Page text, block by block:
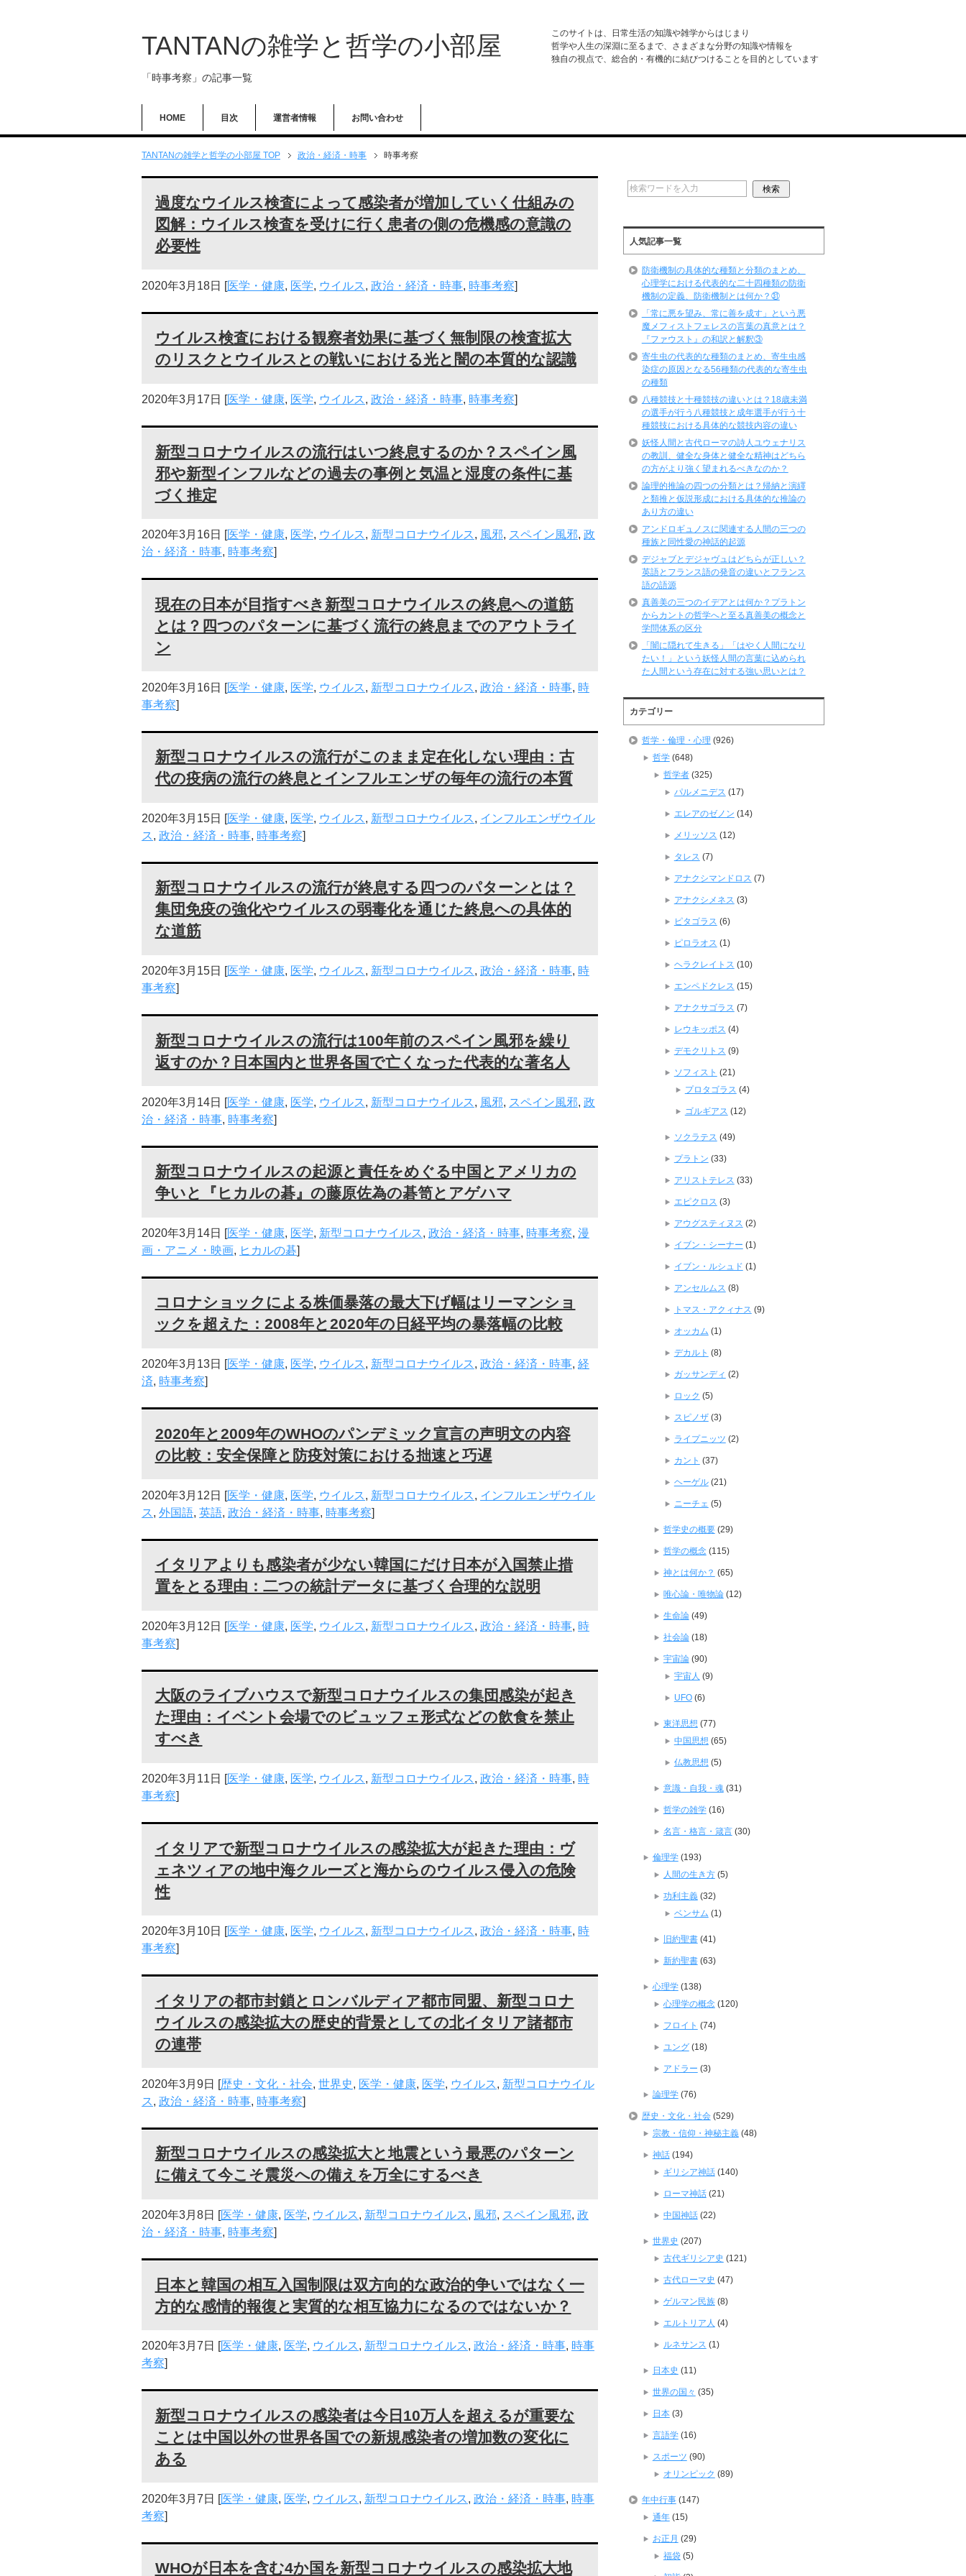
TANTANの雑学と哲学の小部屋
「時事考察」の記事一覧
このサイトは、日常生活の知識や雑学からはじまり
哲学や人生の深淵に至るまで、さまざまな分野の知識や情報を
独自の視点で、総合的・有機的に結びつけることを目的としています
HOME 目次 運営者情報 お問い合わせ
TANTANの雑学と哲学の小部屋 TOP 政治・経済・時事 時事考察
過度なウイルス検査によって感染者が増加していく仕組みの
図解：ウイルス検査を受けに行く患者の側の危機感の意識の
必要性
2020年3月18日 [医学・健康, 医学, ウイルス, 政治・経済・時事, 時事考察]
ウイルス検査における観察者効果に基づく無制限の検査拡大
のリスクとウイルスとの戦いにおける光と闇の本質的な認識
2020年3月17日 [医学・健康, 医学, ウイルス, 政治・経済・時事, 時事考察]
新型コロナウイルスの流行はいつ終息するのか？スペイン風
邪や新型インフルなどの過去の事例と気温と湿度の条件に基
づく推定
2020年3月16日 [医学・健康, 医学, ウイルス, 新型コロナウイルス, 風邪, スペイン風邪, 政
治・経済・時事, 時事考察]
現在の日本が目指すべき新型コロナウイルスの終息への道筋
とは？四つのパターンに基づく流行の終息までのアウトライ
ン
2020年3月16日 [医学・健康, 医学, ウイルス, 新型コロナウイルス, 政治・経済・時事, 時
事考察]
新型コロナウイルスの流行がこのまま定在化しない理由：古
代の疫病の流行の終息とインフルエンザの毎年の流行の本質
2020年3月15日 [医学・健康, 医学, ウイルス, 新型コロナウイルス, インフルエンザウイル
ス, 政治・経済・時事, 時事考察]
新型コロナウイルスの流行が終息する四つのパターンとは？
集団免疫の強化やウイルスの弱毒化を通じた終息への具体的
な道筋
2020年3月15日 [医学・健康, 医学, ウイルス, 新型コロナウイルス, 政治・経済・時事, 時
事考察]
新型コロナウイルスの流行は100年前のスペイン風邪を繰り
返すのか？日本国内と世界各国で亡くなった代表的な著名人
2020年3月14日 [医学・健康, 医学, ウイルス, 新型コロナウイルス, 風邪, スペイン風邪, 政
治・経済・時事, 時事考察]
新型コロナウイルスの起源と責任をめぐる中国とアメリカの
争いと『ヒカルの碁』の藤原佐為の碁笥とアゲハマ
2020年3月14日 [医学・健康, 医学, 新型コロナウイルス, 政治・経済・時事, 時事考察, 漫
画・アニメ・映画, ヒカルの碁]
コロナショックによる株価暴落の最大下げ幅はリーマンショ
ックを超えた：2008年と2020年の日経平均の暴落幅の比較
2020年3月13日 [医学・健康, 医学, ウイルス, 新型コロナウイルス, 政治・経済・時事, 経
済, 時事考察]
2020年と2009年のWHOのパンデミック宣言の声明文の内容
の比較：安全保障と防疫対策における拙速と巧遅
2020年3月12日 [医学・健康, 医学, ウイルス, 新型コロナウイルス, インフルエンザウイル
ス, 外国語, 英語, 政治・経済・時事, 時事考察]
イタリアよりも感染者が少ない韓国にだけ日本が入国禁止措
置をとる理由：二つの統計データに基づく合理的な説明
2020年3月12日 [医学・健康, 医学, ウイルス, 新型コロナウイルス, 政治・経済・時事, 時
事考察]
大阪のライブハウスで新型コロナウイルスの集団感染が起き
た理由：イベント会場でのビュッフェ形式などの飲食を禁止
すべき
2020年3月11日 [医学・健康, 医学, ウイルス, 新型コロナウイルス, 政治・経済・時事, 時
事考察]
イタリアで新型コロナウイルスの感染拡大が起きた理由：ヴ
ェネツィアの地中海クルーズと海からのウイルス侵入の危険
性
2020年3月10日 [医学・健康, 医学, ウイルス, 新型コロナウイルス, 政治・経済・時事, 時
事考察]
イタリアの都市封鎖とロンバルディア都市同盟、新型コロナ
ウイルスの感染拡大の歴史的背景としての北イタリア諸都市
の連帯
2020年3月9日 [歴史・文化・社会, 世界史, 医学・健康, 医学, ウイルス, 新型コロナウイル
ス, 政治・経済・時事, 時事考察]
新型コロナウイルスの感染拡大と地震という最悪のパターン
に備えて今こそ震災への備えを万全にするべき
2020年3月8日 [医学・健康, 医学, ウイルス, 新型コロナウイルス, 風邪, スペイン風邪, 政
治・経済・時事, 時事考察]
日本と韓国の相互入国制限は双方向的な政治的争いではなく一
方的な感情的報復と実質的な相互協力になるのではないか？
2020年3月7日 [医学・健康, 医学, ウイルス, 新型コロナウイルス, 政治・経済・時事, 時事
考察]
新型コロナウイルスの感染者は今日10万人を超えるが重要な
ことは中国以外の世界各国での新規感染者の増加数の変化に
ある
2020年3月7日 [医学・健康, 医学, ウイルス, 新型コロナウイルス, 政治・経済・時事, 時事
考察]
WHOが日本を含む4か国を新型コロナウイルスの感染拡大地
人気記事一覧
防衛機制の具体的な種類と分類のまとめ、
心理学における代表的な二十四種類の防衛
機制の定義、防衛機制とは何か？㉛
「常に悪を望み、常に善を成す」という悪
魔メフィストフェレスの言葉の真意とは？
『ファウスト』の和訳と解釈③
寄生虫の代表的な種類のまとめ、寄生虫感
染症の原因となる56種類の代表的な寄生虫
の種類
八種競技と十種競技の違いとは？18歳未満
の選手が行う八種競技と成年選手が行う十
種競技における具体的な競技内容の違い
妖怪人間と古代ローマの詩人ユウェナリス
の教訓、健全な身体と健全な精神はどちら
の方がより強く望まれるべきなのか？
論理的推論の四つの分類とは？帰納と演繹
と類推と仮説形成における具体的な推論の
あり方の違い
アンドロギュノスに関連する人間の三つの
種族と同性愛の神話的起源
デジャブとデジャヴュはどちらが正しい？
英語とフランス語の発音の違いとフランス
語の語源
真善美の三つのイデアとは何か？プラトン
からカントの哲学へと至る真善美の概念と
学問体系の区分
「闇に隠れて生きる」「はやく人間になり
たい！」という妖怪人間の言葉に込められ
た人間という存在に対する強い思いとは？
カテゴリー
哲学・倫理・心理 (926)
哲学(648)
哲学者(325)
パルメニデス (17)
エレアのゼノン (14)
メリッソス (12)
タレス (7)
アナクシマンドロス (7)
アナクシメネス (3)
ピタゴラス (6)
ピロラオス (1)
ヘラクレイトス (10)
エンペドクレス (15)
アナクサゴラス (7)
レウキッポス (4)
デモクリトス (9)
ソフィスト (21)
プロタゴラス (4)
ゴルギアス (12)
ソクラテス (49)
プラトン (33)
アリストテレス (33)
エピクロス (3)
アウグスティヌス (2)
イブン・シーナー (1)
イブン・ルシュド (1)
アンセルムス (8)
トマス・アクィナス (9)
オッカム (1)
デカルト (8)
ガッサンディ (2)
ロック (5)
スピノザ(3)
ライプニッツ (2)
カント (37)
ヘーゲル(21)
ニーチェ (5)
哲学史の概要(29)
哲学の概念(115)
神とは何か？ (65)
唯心論・唯物論(12)
生命論(49)
社会論(18)
宇宙論(90)
宇宙人 (9)
UFO(6)
東洋思想 (77)
中国思想 (65)
仏教思想 (5)
意識・自我・魂(31)
哲学の雑学(16)
名言・格言・箴言(30)
倫理学(193)
人間の生き方(5)
功利主義(32)
ベンサム (1)
旧約聖書(41)
新約聖書(63)
心理学(138)
心理学の概念(120)
フロイト (74)
ユング(18)
アドラー (3)
論理学(76)
歴史・文化・社会(529)
宗教・信仰・神秘主義(48)
神話(194)
ギリシア神話(140)
ローマ神話(21)
中国神話(22)
世界史 (207)
古代ギリシア史 (121)
古代ローマ史 (47)
ゲルマン民族(8)
エルトリア人 (4)
ルネサンス (1)
日本史 (11)
世界の国々 (35)
日本(3)
言語学(16)
スポーツ (90)
オリンピック (89)
年中行事(147)
通年(15)
お正月 (29)
福袋(5)